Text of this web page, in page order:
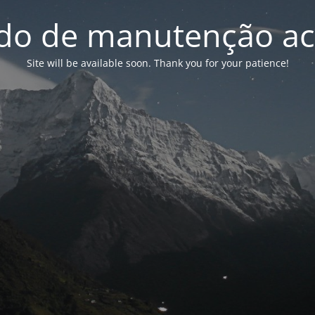
de manutenção
Site will be available soon. Thank you for your patience!